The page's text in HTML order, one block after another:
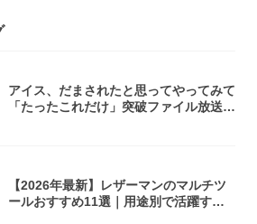
アイス、だまされたと思ってやってみて
「たったこれだけ」突破ファイル放送で
【2026年最新】レザーマンのマルチツ
ールおすすめ11選｜用途別で活躍する